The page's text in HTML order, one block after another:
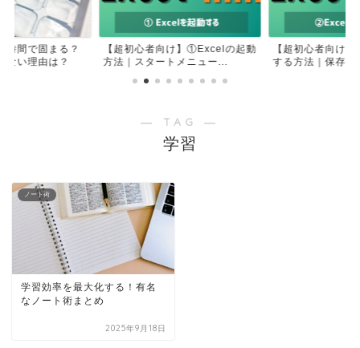
時間で固まる？
ない理由は？
【超初心者向け】①Excelの起動
方法｜スタートメニュー...
【超初心者向け
する方法｜保存せ
― TAG ―
学習
ノート術
学習効率を最大化する！有名
なノート術まとめ
2025年9月18日